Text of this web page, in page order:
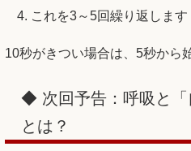
これを3～5回繰り返します
10秒がきつい場合は、5秒から
◆ 次回予告：呼吸と「
とは？